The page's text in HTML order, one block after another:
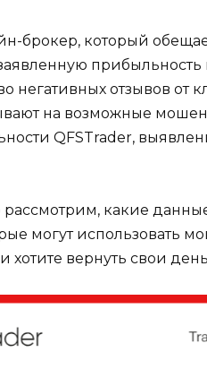
брокер, который
негативных отзывов от
на возможные
QFSTrader,
какие
могут использовать
хотите вернуть свои